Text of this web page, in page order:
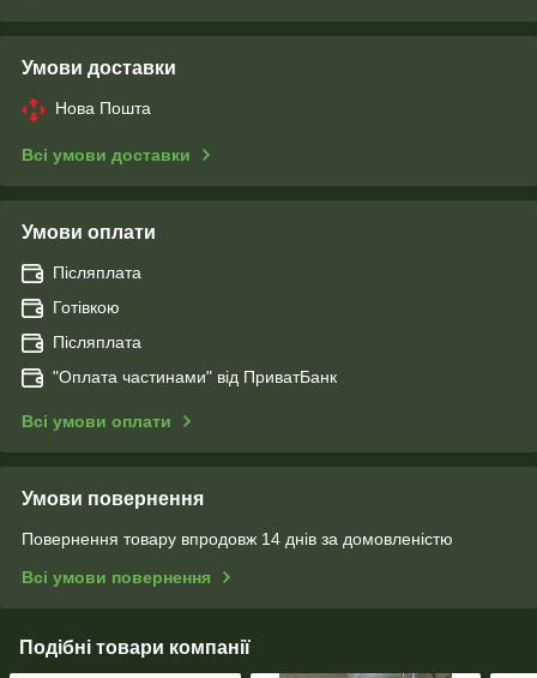
Умови доставки
Нова Пошта
Всі умови доставки
Умови оплати
Післяплата
Готівкою
Післяплата
"Оплата чаcтинами" від ПриватБанк
Всі умови оплати
Умови повернення
Повернення товару впродовж 14 днів за домовленістю
Всі умови повернення
Подібні товари компанії